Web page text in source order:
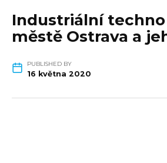
Industriální techno
městě Ostrava a
PUBLISHED BY
16 května 2020